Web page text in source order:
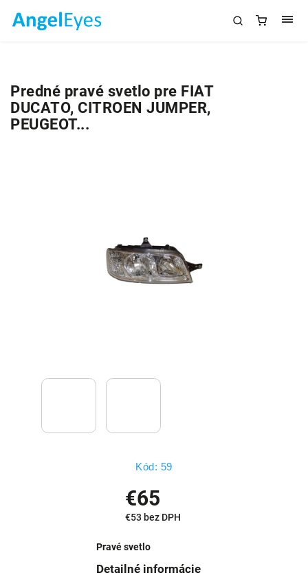
Predné pravé svetlo pre FIAT
DUCATO, CITROEN JUMPER,
PEUGEOT...
Kód: 59
€65
€53 bez DPH
Pravé svetlo
Detailné informácie